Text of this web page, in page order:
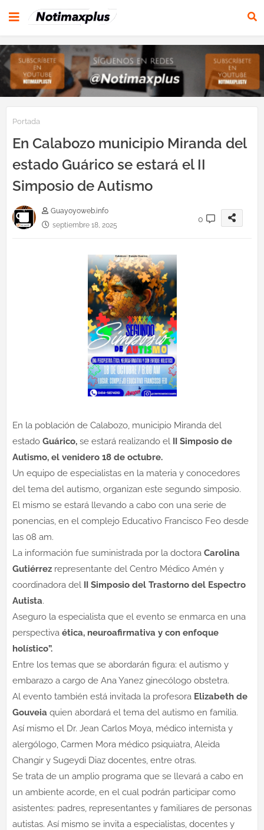
Portada
En Calabozo municipio Miranda del
estado Guárico se estará el II
Simposio de Autismo
Guayoyoweb.info
septiembre 18, 2025
0
En la población de Calabozo, municipio Miranda del
estado Guárico, se estará realizando el II Simposio de
Autismo, el venidero 18 de octubre.
Un equipo de especialistas en la materia y conocedores
del tema del autismo, organizan este segundo simposio.
El mismo se estará llevando a cabo con una serie de
ponencias, en el complejo Educativo Francisco Feo desde
las 08 am.
La información fue suministrada por la doctora Carolina
Gutiérrez representante del Centro Médico Amén y
coordinadora del II Simposio del Trastorno del Espectro
Autista.
Aseguro la especialista que el evento se enmarca en una
perspectiva ética, neuroafirmativa y con enfoque
holístico”.
Entre los temas que se abordarán figura: el autismo y
embarazo a cargo de Ana Yanez ginecólogo obstetra.
Al evento también está invitada la profesora Elizabeth de
Gouveia quien abordará el tema del autismo en familia.
Así mismo el Dr. Jean Carlos Moya, médico internista y
alergólogo, Carmen Mora médico psiquiatra, Aleida
Changir y Sugeydi Diaz docentes, entre otras.
Se trata de un amplio programa que se llevará a cabo en
un ambiente acorde, en el cual podrán participar como
asistentes: padres, representantes y familiares de personas
autistas. Así mismo se invita a especialistas, docentes y